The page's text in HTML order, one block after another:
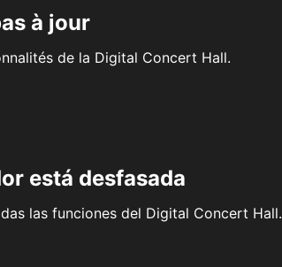
à jour
de la Digital Concert Hall.
está desfasada
las funciones del Digital Concert Hall.